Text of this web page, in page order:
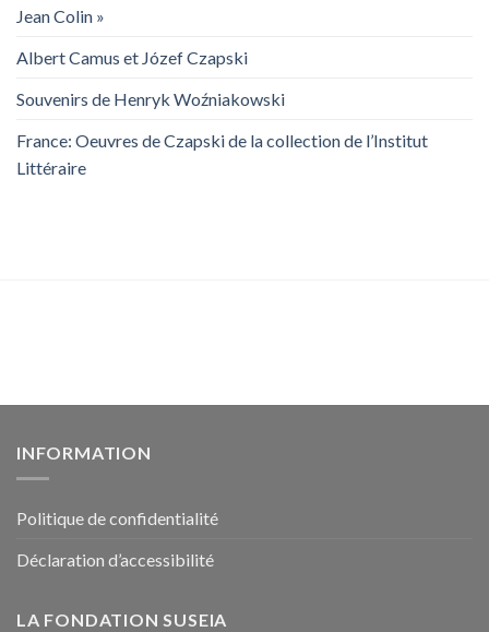
Jean Colin »
Albert Camus et Józef Czapski
Souvenirs de Henryk Woźniakowski
France: Oeuvres de Czapski de la collection de l’Institut
Littéraire
INFORMATION
Politique de confidentialité
Déclaration d’accessibilité
LA FONDATION SUSEIA